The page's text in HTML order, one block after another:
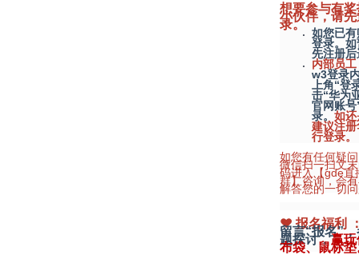
想要参与有
小伙伴，请
录。
如您已
登录。
先注册
内部员工
w3登录
上角“
击“华为
官网账
录。如还
建议注
行登录。
如您有任何疑
微信扫一扫文
码进入【gde直
群】咨询，会
解答您的一切
❤ 报名福利
留言“报名”
题探讨，赢
布袋、鼠标垫